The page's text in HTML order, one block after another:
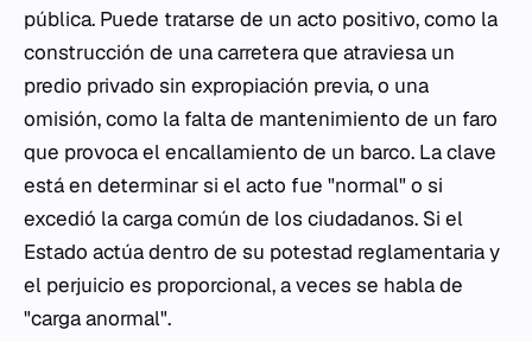
pública. Puede tratarse de un acto positivo, como la
construcción de una carretera que atraviesa un
predio privado sin expropiación previa, o una
omisión, como la falta de mantenimiento de un faro
que provoca el encallamiento de un barco. La clave
está en determinar si el acto fue "normal" o si
excedió la carga común de los ciudadanos. Si el
Estado actúa dentro de su potestad reglamentaria y
el perjuicio es proporcional, a veces se habla de
"carga anormal".